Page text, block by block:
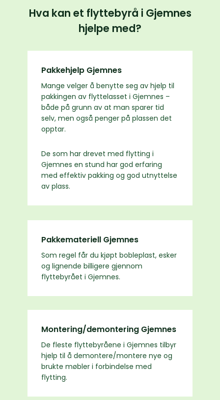
Hva kan et flyttebyrå i Gjemnes
hjelpe med?
Pakkehjelp Gjemnes
Mange velger å benytte seg av hjelp til
pakkingen av flyttelasset i Gjemnes –
både på grunn av at man sparer tid
selv, men også penger på plassen det
opptar.
De som har drevet med flytting i
Gjemnes en stund har god erfaring
med effektiv pakking og god utnyttelse
av plass.
Pakkemateriell Gjemnes
Som regel får du kjøpt bobleplast, esker
og lignende billigere gjennom
flyttebyrået i Gjemnes.
Montering/demontering Gjemnes
De fleste flyttebyråene i Gjemnes tilbyr
hjelp til å demontere/montere nye og
brukte møbler i forbindelse med
flytting.